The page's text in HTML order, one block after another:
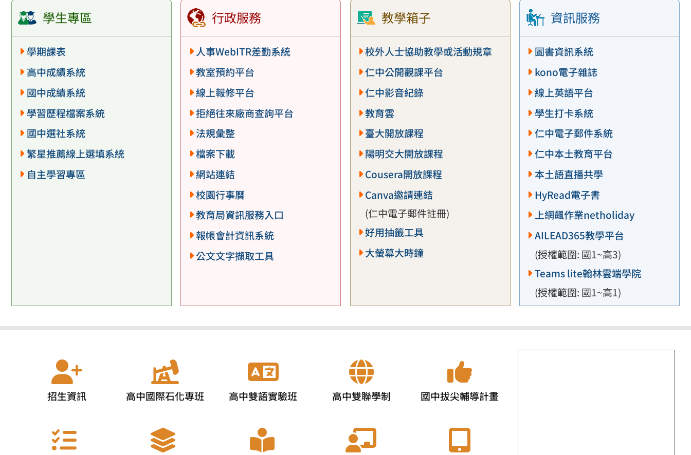
學生專區
學期課表
高中成績系統
國中成績系統
學習歷程檔案系統
國中選社系統
繁星推薦線上選填系統
自主學習專區
行政服務
人事WebITR差勤系統
教室預約平台
線上報修平台
拒絕往來廠商查詢平台
法規彙整
檔案下載
網站連結
校園行事曆
教育局資訊服務入口
報帳會計資訊系統
公文文字擷取工具
教學箱子
校外人士協助教學或活動規章
仁中公開觀課平台
仁中影音紀錄
教育雲
臺大開放課程
陽明交大開放課程
Cousera開放課程
Canva邀請連結
(仁中電子郵件註冊)
好用抽籤工具
大螢幕大時鐘
資訊服務
圖書資訊系統
kono電子雜誌
線上英語平台
學生打卡系統
仁中電子郵件系統
仁中本土教育平台
本土語直播共學
HyRead電子書
上網飆作業netholiday
AILEAD365教學平台
(授權範圍: 國1~高3)
Teams lite翰林雲端學院
(授權範圍: 國1~高1)
招生資訊 高中國際石化專班 高中雙語實驗班 高中雙聯學制 國中拔尖輔導計畫